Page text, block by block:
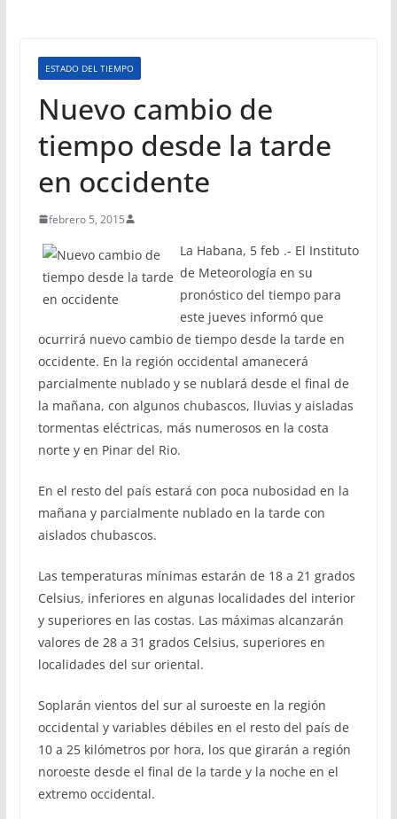
ESTADO DEL TIEMPO
Nuevo cambio de
tiempo desde la tarde
en occidente
febrero 5, 2015
La Habana, 5 feb .- El Instituto
de Meteorología en su
pronóstico del tiempo para
este jueves informó que
ocurrirá nuevo cambio de tiempo desde la tarde en
occidente. En la región occidental amanecerá
parcialmente nublado y se nublará desde el final de
la mañana, con algunos chubascos, lluvias y aisladas
tormentas eléctricas, más numerosos en la costa
norte y en Pinar del Rio.
En el resto del país estará con poca nubosidad en la
mañana y parcialmente nublado en la tarde con
aislados chubascos.
Las temperaturas mínimas estarán de 18 a 21 grados
Celsius, inferiores en algunas localidades del interior
y superiores en las costas. Las máximas alcanzarán
valores de 28 a 31 grados Celsius, superiores en
localidades del sur oriental.
Soplarán vientos del sur al suroeste en la región
occidental y variables débiles en el resto del país de
10 a 25 kilómetros por hora, los que girarán a región
noroeste desde el final de la tarde y la noche en el
extremo occidental.